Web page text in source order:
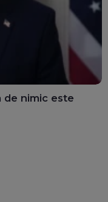
de nimic este